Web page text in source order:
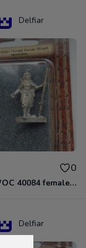
Delfiar
0
D&D - WOC 40084 female human wizard Miniature - Donjons Dragons
Delfiar